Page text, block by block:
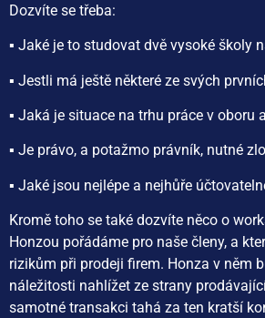
Dozvíte se třeba:
▪️ Jaké je to studovat dvě vysoké školy
▪️ Jestli má ještě některé ze svých
▪️ Jaká je situace na trhu práce v oboru
▪️ Je právo, a potažmo právník, nutné
▪️ Jaké jsou nejlépe a nejhůře
Kromě toho se také dozvíte něco o
Honzou pořádáme pro naše členy, a
rizikům při prodeji firem. Honza v něm
náležitosti nahlížet ze strany
samotné transakci tahá za ten kratší